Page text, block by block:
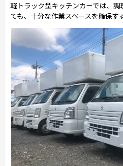
軽トラック型キッチンカーでは、
ても、十分な作業スペースを確保す